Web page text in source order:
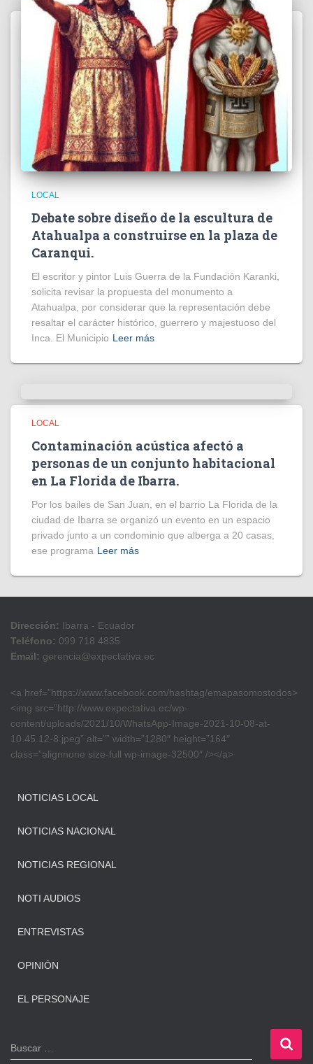
LOCAL
Debate sobre diseño de la escultura de
Atahualpa a construirse en la plaza de
Caranqui.
El escritor y pintor Luis Guerra de la Fundación Karanki,
solicita revisar la propuesta del monumento a
Atahualpa, por considerar que la representación debe
resaltar el carácter histórico, guerrero y majestuoso del
Inca. El Municipio Leer más
LOCAL
Contaminación acústica afectó a
personas de un conjunto habitacional
en La Florida de Ibarra.
Por los bailes de San Juan, en el barrio La Florida de la
ciudad de Ibarra se organizó un evento en un espacio
privado junto a un condominio que alberga a 20 casas,
ese programa Leer más
Dirección: Ibarra - Ecuador
Teléfono: 099 718 4835
Email: gerencia@expectativa.ec
<a href=”https://www.facebook.com/hashtag/emapasomostodos>
<img src=”http://www.expectativa.ec/wp-
content/uploads/2021/10/WhatsApp-Image-2021-10-08-at-
10.45.12-8.jpeg” alt=”” width=”1280″ height=”164″
class=”alignnone size-full wp-image-32500″ /></a>
NOTICIAS LOCAL
NOTICIAS NACIONAL
NOTICIAS REGIONAL
NOTI AUDIOS
ENTREVISTAS
OPINIÓN
EL PERSONAJE
B
u
Buscar …